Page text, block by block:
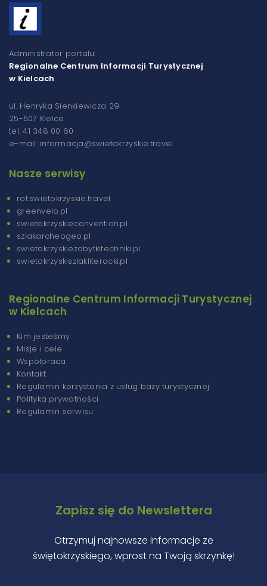
Administrator portalu:
Regionalne Centrum Informacji Turystycznej
w Kielcach
ul. Henryka Sienkiewicza 29
25-507 Kielce
tel. 41 348 00 60
e-mail: informacja@swietokrzyskie.travel
Nasze serwisy
rot.swietokrzyskie.travel
greenvelo.pl
swietokrzyskieconvention.pl
szlakarcheogeo.pl
swietokrzyskiezabytkitechniki.pl
swietokrzyskiszlakliteracki.pl
Regionalne Centrum Informacji Turystycznej
w Kielcach
Kim jesteśmy
Misje i cele
Współpraca
Kontakt
Regulamin korzystania z usług bazy turystycznej
Polityka prywatności
Regulamin serwisu
Zapisz się do Newslettera
Otrzymuj najnowsze informacje ze
świętokrzyskiego, wprost na Twoją skrzynkę!